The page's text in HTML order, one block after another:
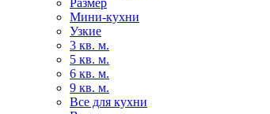
Мини-кухни
Узкие
3 кв. м.
5 кв. м.
6 кв. м.
9 кв. м.
Все для кухни